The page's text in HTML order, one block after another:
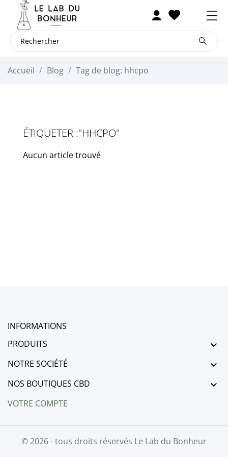
Accueil Blog Tag de blog: hhcpo
ÉTIQUETER :"HHCPO"
Aucun article trouvé
INFORMATIONS
PRODUITS

NOTRE SOCIÉTÉ 
NOS BOUTIQUES CBD 
VOTRE COMPTE
© 2026 - tous droits réservés Le Lab du Bonheur